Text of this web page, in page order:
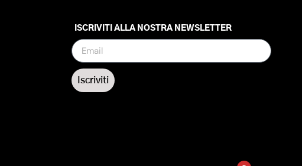
ISCRIVITI ALLA NOSTRA NEWSLETTER
Iscriviti